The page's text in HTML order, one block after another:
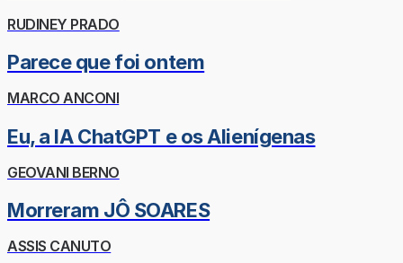
RUDINEY PRADO
Parece que foi ontem
MARCO ANCONI
Eu, a IA ChatGPT e os Alienígenas
GEOVANI BERNO
Morreram JÔ SOARES
ASSIS CANUTO